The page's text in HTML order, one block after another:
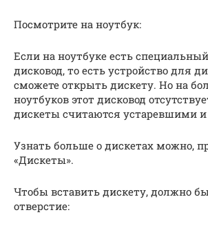
Посмотрите на ноутбук:
Если на ноутбуке есть
дисковод, то есть устройство для
сможете открыть дискету. Но на
ноутбуков этот дисковод
дискеты считаются устаревшими
Узнать больше о дискетах можно,
«Дискеты».
Чтобы вставить дискету, должно
отверстие: